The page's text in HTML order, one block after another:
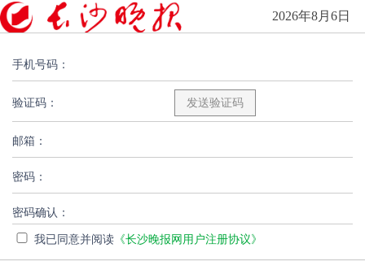
2026年8月6日
手机号码：
验证码：
邮箱：
密码：
密码确认：
我已同意并阅读 《长沙晚报网用户注册协议》